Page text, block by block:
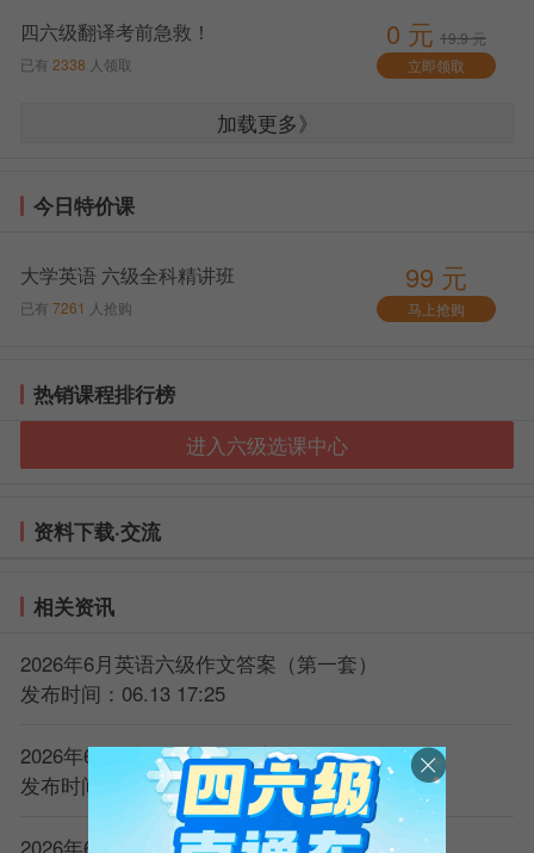
四六级翻译考前急救！
已有 2338 人领取
0 元 19.9 元
立即领取
加载更多》
今日特价课
大学英语 六级全科精讲班
已有 7261 人抢购
99 元
马上抢购
热销课程排行榜
进入六级选课中心
资料下载·交流
相关资讯
2026年6月英语六级作文答案（第一套）
发布时间：06.13 17:25
2026年6月英语六级作文答案（第二套）
发布时间：06.13 17:25